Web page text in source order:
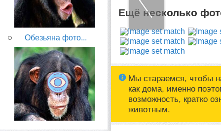
Обезьяна фото...
Ещё несколько
Мы стараемся, чтобы
как дома, именно
возможность, кратко
животным.